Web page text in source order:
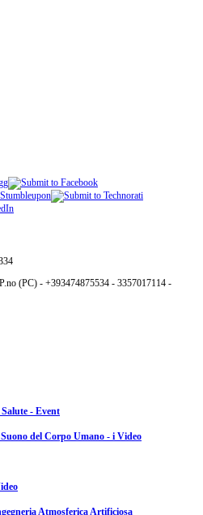
(PC) - +393474875534 - 3357017114 -
- Event
del Corpo Umano - i Video
Atmosferica Artificiosa